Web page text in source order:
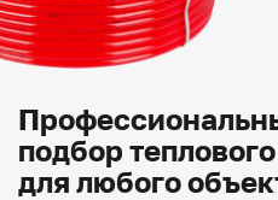
подбор
для любого